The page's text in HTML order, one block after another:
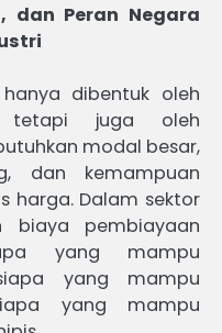
dan Peran Negara
dibentuk oleh
tetapi juga oleh
modal besar,
dan kemampuan
harga. Dalam sektor
biaya pembiayaan
yang mampu
yang mampu
yang mampu